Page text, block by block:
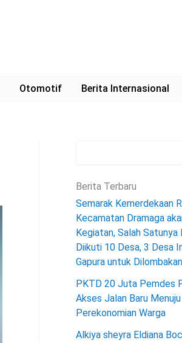
Otomotif Berita Internasional
Berita Terbaru
Semarak Kemerdekaan
Kecamatan Dramaga
Kegiatan, Salah Satunya
Diikuti 10 Desa, 3 Desa
Gapura untuk
PKTD 20 Juta Pemdes
Akses Jalan Baru
Perekonomian Warga
Alkiya sheyra Eldiana